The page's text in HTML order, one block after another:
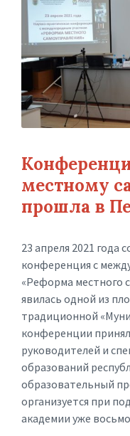
местному
прошла в
23 апреля 2021 года
конференция с
«Реформа местного
явилась одной из
традиционной
конференции
руководителей и
образований
образовательный
организуется при
академии уже